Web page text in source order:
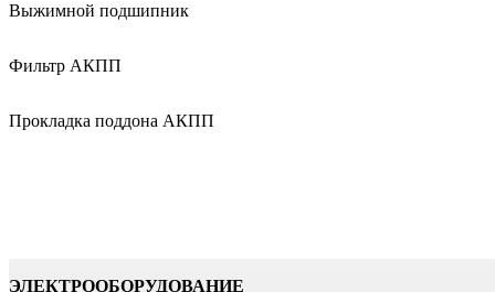
Выжимной подшипник
Фильтр АКПП
Прокладка поддона АКПП
ЭЛЕКТРООБОРУДОВАНИЕ